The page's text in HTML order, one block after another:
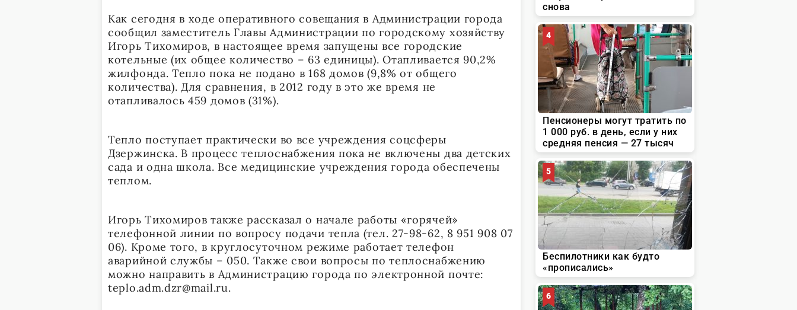
Как сегодня в ходе оперативного совещания в Администрации города
сообщил заместитель Главы Администрации по городскому хозяйству
Игорь Тихомиров, в настоящее время запущены все городские
котельные (их общее количество – 63 единицы). Отапливается 90,2%
жилфонда. Тепло пока не подано в 168 домов (9,8% от общего
количества). Для сравнения, в 2012 году в это же время не
отапливалось 459 домов (31%).
Тепло поступает практически во все учреждения соцсферы
Дзержинска. В процесс теплоснабжения пока не включены два детских
сада и одна школа. Все медицинские учреждения города обеспечены
теплом.
Игорь Тихомиров также рассказал о начале работы «горячей»
телефонной линии по вопросу подачи тепла (тел. 27-98-62, 8 951 908 07
06). Кроме того, в круглосуточном режиме работает телефон
аварийной службы – 050. Также свои вопросы по теплоснабжению
можно направить в Администрацию города по электронной почте:
teplo.adm.dzr@mail.ru.